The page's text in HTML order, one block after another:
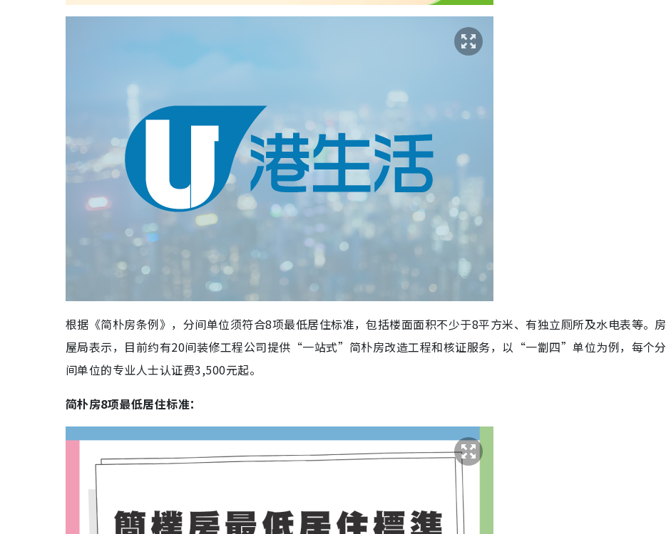
根据《简朴房条例》，分间单位须符合8项最低居住标准，包括楼面面积不少于8平方米、有独立厕所及水电表等。房
屋局表示，目前约有20间装修工程公司提供“一站式”简朴房改造工程和核证服务，以“一劏四”单位为例，每个分
间单位的专业人士认证费3,500元起。
简朴房8项最低居住标准：